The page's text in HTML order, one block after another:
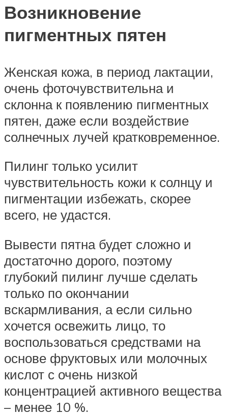
Возникновение
пигментных пятен
Женская кожа, в период лактации,
очень фоточувствительна и
склонна к появлению пигментных
пятен, даже если воздействие
солнечных лучей кратковременное.
Пилинг только усилит
чувствительность кожи к солнцу и
пигментации избежать, скорее
всего, не удастся.
Вывести пятна будет сложно и
достаточно дорого, поэтому
глубокий пилинг лучше сделать
только по окончании
вскармливания, а если сильно
хочется освежить лицо, то
воспользоваться средствами на
основе фруктовых или молочных
кислот с очень низкой
концентрацией активного вещества
– менее 10 %.